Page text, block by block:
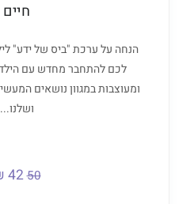
חיים
הנחה על ערכת "ביס של ידע"
לכם להתחבר מחדש עם
ומעוצבות במגוון נושאים
ושלנו...
50
42 ₪